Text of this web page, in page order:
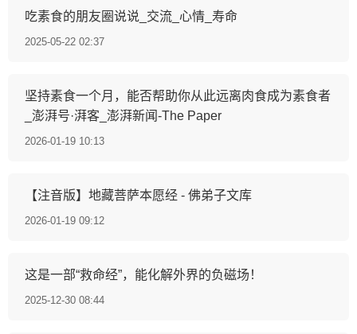
吃素食的朋友圈说说_交流_心情_寿命
2025-05-22 02:37
坚持素食一个月，能否帮助你从此远离肉食成为素食者
_澎湃号·湃客_澎湃新闻-The Paper
2026-01-19 10:13
【注音版】地藏菩萨本愿经 - 佛弟子文库
2026-01-19 09:12
这是一部“救命经”，能化解外界的负磁场！
2025-12-30 08:44